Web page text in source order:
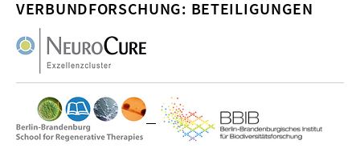
VERBUNDFORSCHUNG: BETEILIGUNGEN